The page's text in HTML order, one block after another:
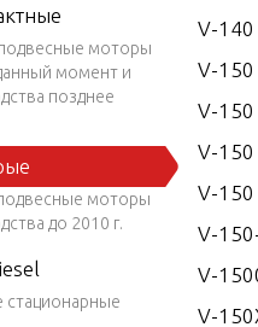
моторы
момент и
позднее
моторы
до 2010 г.
V-140
V-150
V-150
V-150
V-
V-
V-
V-